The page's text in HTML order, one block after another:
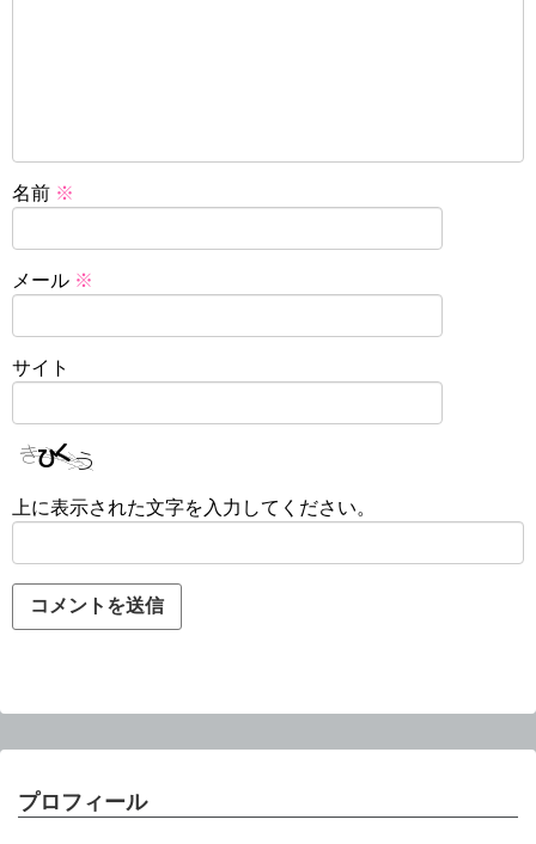
名前 ※
メール ※
サイト
上に表示された文字を入力してください。
プロフィール